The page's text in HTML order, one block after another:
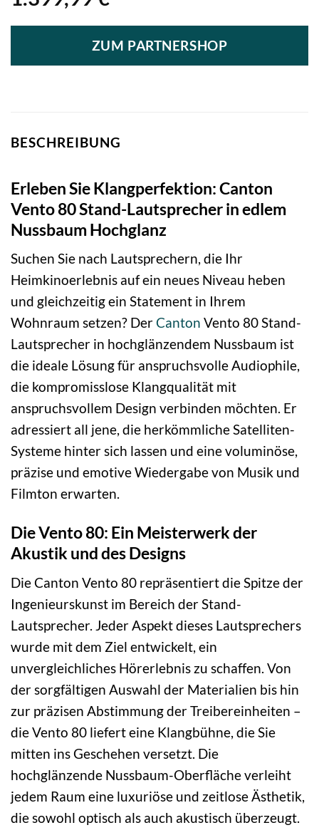
ZUM PARTNERSHOP
BESCHREIBUNG
Erleben Sie Klangperfektion: Canton
Vento 80 Stand-Lautsprecher in edlem
Nussbaum Hochglanz
Suchen Sie nach Lautsprechern, die Ihr
Heimkinoerlebnis auf ein neues Niveau heben
und gleichzeitig ein Statement in Ihrem
Wohnraum setzen? DerCanton Vento 80 Stand-
Lautsprecher in hochglänzendem Nussbaum ist
die ideale Lösung für anspruchsvolle Audiophile,
die kompromisslose Klangqualität mit
anspruchsvollem Design verbinden möchten. Er
adressiert all jene, die herkömmliche Satelliten-
Systeme hinter sich lassen und eine voluminöse,
präzise und emotive Wiedergabe von Musik und
Filmton erwarten.
Die Vento 80: Ein Meisterwerk der
Akustik und des Designs
Die Canton Vento 80 repräsentiert die Spitze der
Ingenieurskunst im Bereich der Stand-
Lautsprecher. Jeder Aspekt dieses Lautsprechers
wurde mit dem Ziel entwickelt, ein
unvergleichliches Hörerlebnis zu schaffen. Von
der sorgfältigen Auswahl der Materialien bis hin
zur präzisen Abstimmung der Treibereinheiten –
die Vento 80 liefert eine Klangbühne, die Sie
mitten ins Geschehen versetzt. Die
hochglänzende Nussbaum-Oberfläche verleiht
jedem Raum eine luxuriöse und zeitlose Ästhetik,
die sowohl optisch als auch akustisch überzeugt.